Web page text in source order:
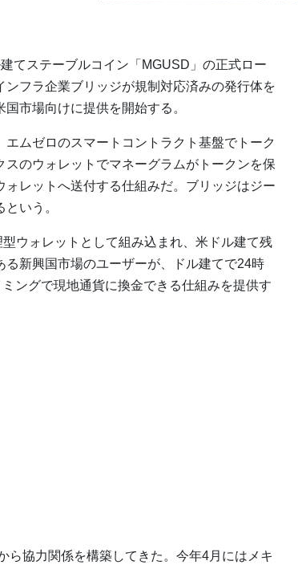
てステーブルコイン「MGUSD」の正式ロー
フラ企業ブリッジが規制対応済みの発行体を
市場向けに提供を開始する。
ムゼロのスマートコントラクト基盤でトーク
のウォレットでマネーグラムがトークンを保
レットへ送付する仕組みだ。ブリッジはジー
いう。
ウォレットとして組み込まれ、米ドル建て残
新興国市場のユーザーが、ドル建てで24時
ングで現地通貨に換金できる仕組みを提供す
ら協力関係を構築してきた。今年4月にはメキ